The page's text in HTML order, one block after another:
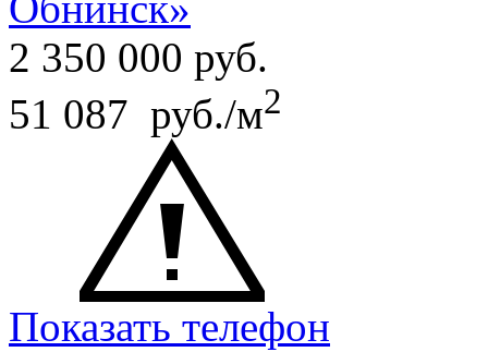
2 350 000 руб.
51 087 руб./м2
Показать телефон